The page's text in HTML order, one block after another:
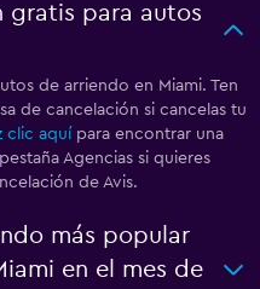
gratis para autos
de arriendo en Miami. Ten
de cancelación si cancelas tu
clic aquí para encontrar una
Agencias si quieres
de Avis.
más popular
en el mes de